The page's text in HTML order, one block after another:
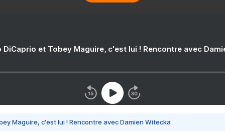
DiCaprio et Tobey Maguire, c'est lui ! Rencontre avec
Maguire, c'est lui ! Rencontre avec Damien Witecka